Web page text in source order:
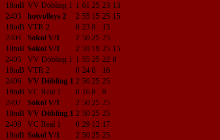
18mB VV Döbling 1 1 61 25 23 13
2403
hotvolleys 2 2 55 15 25 15
18mB VTR 2 0 23 8
15
2404
Sokol V/1 2 50 25 25
18mB Sokol V/1 2 59 19 25 15
2405
VV Döbling 1 1 55 25 22 8
18mB VTR 2 0 24 8
16
2406
VV Döbling 1 2 50 25 25
18mB VC Real 1 0 16 8
8
2407
Sokol V/1 2 50 25 25
18mB VV Döbling 1 2 50 25 25
2408
VC Real 1 0 29 12 17
18mB Sokol V/1 2 50 25 25